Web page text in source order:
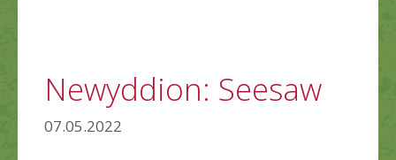
Newyddion: Seesaw
07.05.2022